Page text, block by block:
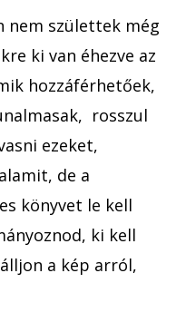
–
a
tiéd
köztük
van?
nem születtek még
ki van éhezve az
hozzáférhetőek,
rosszul
ezeket,
de a
könyvet le kell
ki kell
a kép arról,